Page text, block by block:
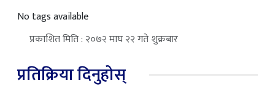
No tags available
प्रकाशित मिति : २०७२ माघ २२ गते शुक्रबार
प्रतिक्रिया दिनुहोस्